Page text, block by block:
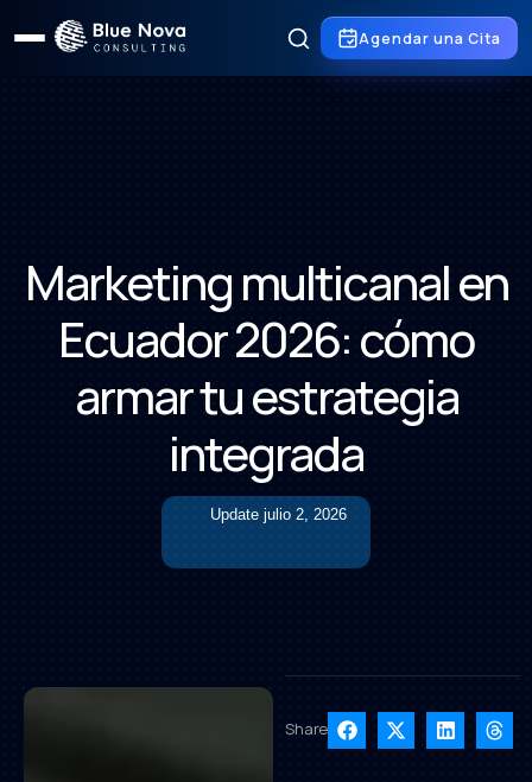
Agendar una Cita
Marketing multicanal en
Ecuador 2026: cómo
armar tu estrategia
integrada
Update julio 2, 2026
Share